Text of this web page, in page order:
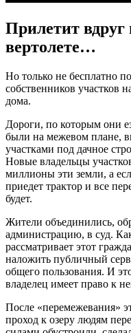
Прилетит
вертолете…
Но только не бесплатно
собственников участков
дома.
Дороги, по которым они
были на межевом плане,
участками под дачное
Новые владельцы
миллионы эти земли, а
приедет трактор и все
будет.
Жители объединились,
администрацию, в суд.
рассматривает этот
наложить публичный
общего пользования. И
владелец имеет право к
После «перемежевания»
проход к озеру людям